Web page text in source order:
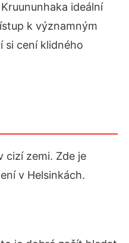
ideální
k významným
si cení klidného
cizí zemi. Zde je
v Helsinkách.